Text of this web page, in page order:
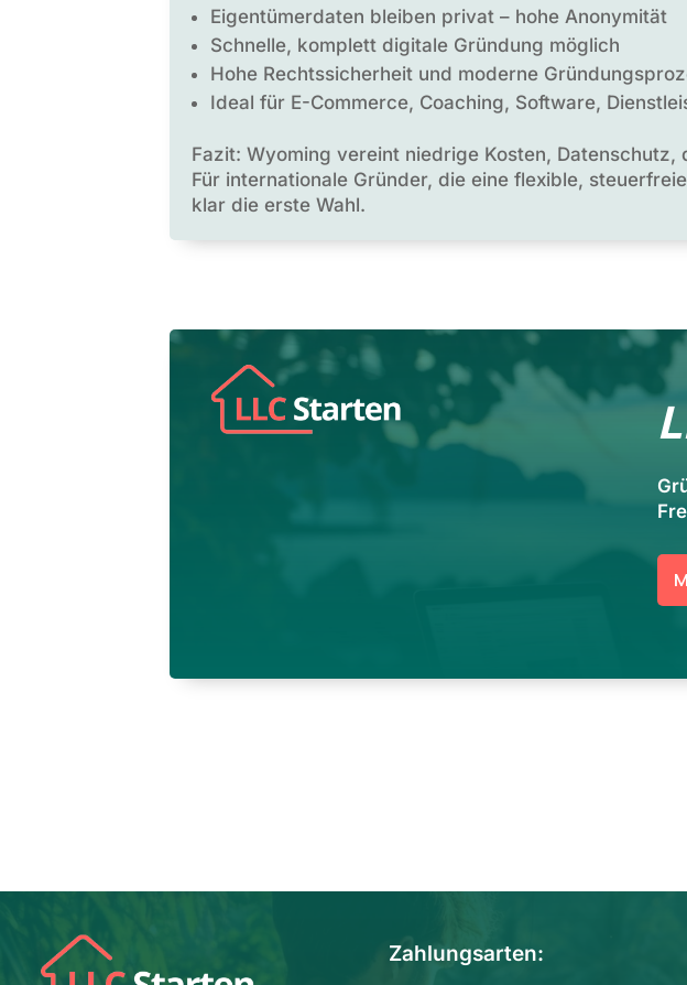
Eigentümerdaten bleiben privat – hohe Anonymität
Schnelle, komplett digitale Gründung möglich
Hohe Rechtssicherheit und moderne
Ideal für E-Commerce, Coaching, Software,
Fazit: Wyoming vereint niedrige Kosten,
Für internationale Gründer, die eine flexible,
klar die erste Wahl.
Zahlungsarten: